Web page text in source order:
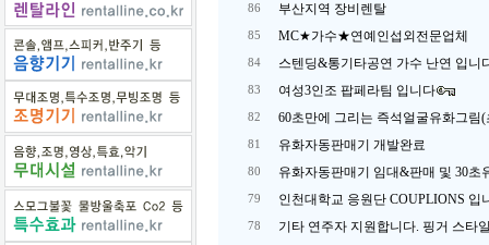
86 부산지역 장비렌탈
85 MC★가수★연예인섭외전문업체
84 스텐딩&통기타공연 가수 난연 입니
83 여성3인조 팝페라팀 입니다
82 60초만에 그리는 즉석얼굴유화그림
81 유화자동판매기 개발완료
80 유화자동판매기 임대&판매 및 30초
79 인천대학교 응원단 COUPLIONS 입
78 기타 연주자 지원합니다. 핑거 스타